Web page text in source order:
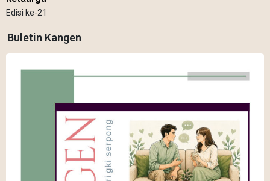
Edisi ke-21
Buletin Kangen